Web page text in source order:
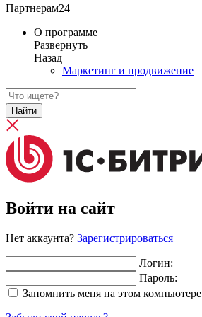
Партнерам24
О программе
Развернуть
Назад
Маркетинг и продвижение
Найти
Войти на сайт
Нет аккаунта? Зарегистрироваться
Логин:
Пароль:
Запомнить меня на этом компьютере